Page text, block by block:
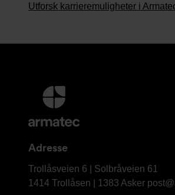
Utforsk karrieremuligheter i
Mer
informasjon
og
Adresse
Armatec
AS
Trollåsveien 6 | Solbråveien 61
1414 Trollåsen | 1383 Asker